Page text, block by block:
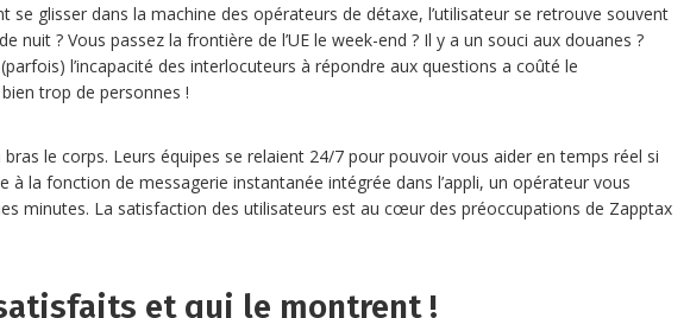
se glisser dans la machine des opérateurs de détaxe, l’utilisateur se retrouve souvent
nuit ? Vous passez la frontière de l’UE le week-end ? Il y a un souci aux douanes ?
l’incapacité des interlocuteurs à répondre aux questions a coûté le
trop de personnes !
le corps. Leurs équipes se relaient 24/7 pour pouvoir vous aider en temps réel si
à la fonction de messagerie instantanée intégrée dans l’appli, un opérateur vous
minutes. La satisfaction des utilisateurs est au cœur des préoccupations de Zapptax
et qui le montrent !